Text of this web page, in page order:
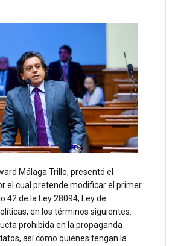
Málaga Trillo, presentó el
el cual pretende modificar el primer
42 de la Ley 28094, Ley de
en los términos siguientes:
prohibida en la propaganda
así como quienes tengan la